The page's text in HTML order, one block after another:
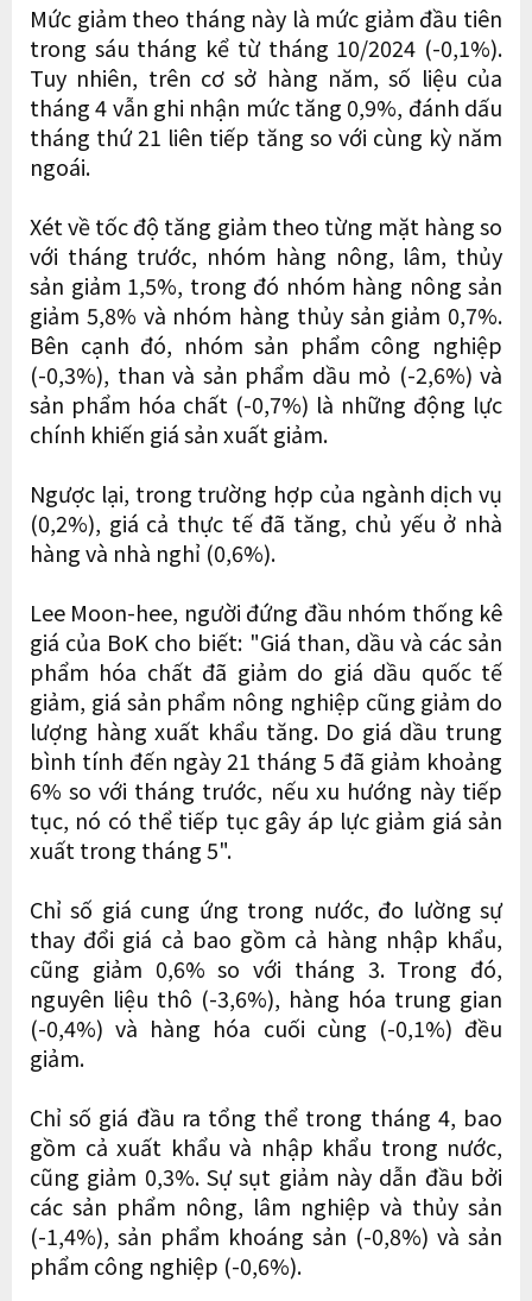
Mức giảm theo tháng này là mức giảm đầu tiên
trong sáu tháng kể từ tháng 10/2024 (-0,1%).
Tuy nhiên, trên cơ sở hàng năm, số liệu của
tháng 4 vẫn ghi nhận mức tăng 0,9%, đánh dấu
tháng thứ 21 liên tiếp tăng so với cùng kỳ năm
ngoái.
Xét về tốc độ tăng giảm theo từng mặt hàng so
với tháng trước, nhóm hàng nông, lâm, thủy
sản giảm 1,5%, trong đó nhóm hàng nông sản
giảm 5,8% và nhóm hàng thủy sản giảm 0,7%.
Bên cạnh đó, nhóm sản phẩm công nghiệp
(-0,3%), than và sản phẩm dầu mỏ (-2,6%) và
sản phẩm hóa chất (-0,7%) là những động lực
chính khiến giá sản xuất giảm.
Ngược lại, trong trường hợp của ngành dịch vụ
(0,2%), giá cả thực tế đã tăng, chủ yếu ở nhà
hàng và nhà nghỉ (0,6%).
Lee Moon-hee, người đứng đầu nhóm thống kê
giá của BoK cho biết: "Giá than, dầu và các sản
phẩm hóa chất đã giảm do giá dầu quốc tế
giảm, giá sản phẩm nông nghiệp cũng giảm do
lượng hàng xuất khẩu tăng. Do giá dầu trung
bình tính đến ngày 21 tháng 5 đã giảm khoảng
6% so với tháng trước, nếu xu hướng này tiếp
tục, nó có thể tiếp tục gây áp lực giảm giá sản
xuất trong tháng 5".
Chỉ số giá cung ứng trong nước, đo lường sự
thay đổi giá cả bao gồm cả hàng nhập khẩu,
cũng giảm 0,6% so với tháng 3. Trong đó,
nguyên liệu thô (-3,6%), hàng hóa trung gian
(-0,4%) và hàng hóa cuối cùng (-0,1%) đều
giảm.
Chỉ số giá đầu ra tổng thể trong tháng 4, bao
gồm cả xuất khẩu và nhập khẩu trong nước,
cũng giảm 0,3%. Sự sụt giảm này dẫn đầu bởi
các sản phẩm nông, lâm nghiệp và thủy sản
(-1,4%), sản phẩm khoáng sản (-0,8%) và sản
phẩm công nghiệp (-0,6%).